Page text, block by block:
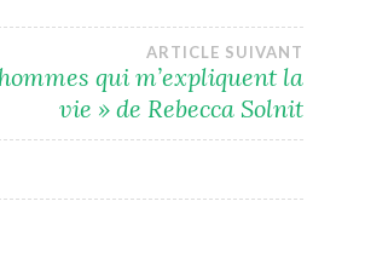
ARTICLE SUIVANT
qui m’expliquent la
vie » de Rebecca Solnit